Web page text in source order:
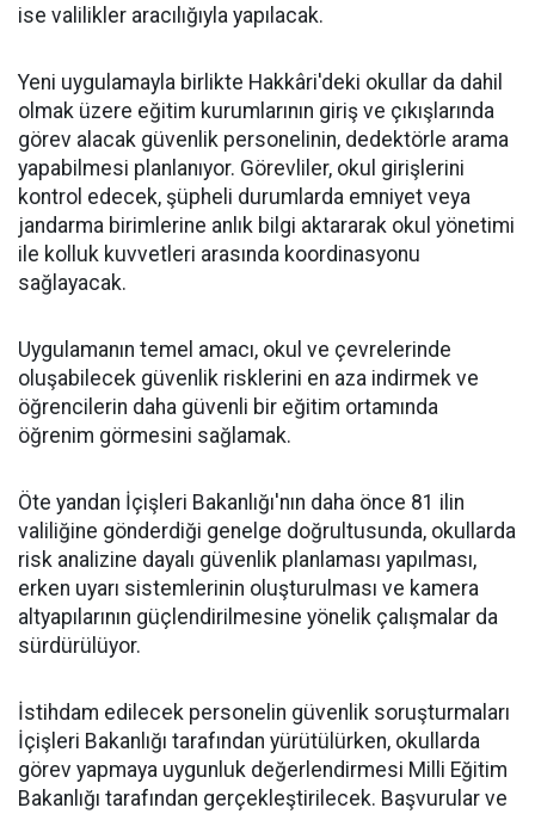
ise valilikler aracılığıyla yapılacak.
Yeni uygulamayla birlikte Hakkâri'deki okullar da dahil
olmak üzere eğitim kurumlarının giriş ve çıkışlarında
görev alacak güvenlik personelinin, dedektörle arama
yapabilmesi planlanıyor. Görevliler, okul girişlerini
kontrol edecek, şüpheli durumlarda emniyet veya
jandarma birimlerine anlık bilgi aktararak okul yönetimi
ile kolluk kuvvetleri arasında koordinasyonu
sağlayacak.
Uygulamanın temel amacı, okul ve çevrelerinde
oluşabilecek güvenlik risklerini en aza indirmek ve
öğrencilerin daha güvenli bir eğitim ortamında
öğrenim görmesini sağlamak.
Öte yandan İçişleri Bakanlığı'nın daha önce 81 ilin
valiliğine gönderdiği genelge doğrultusunda, okullarda
risk analizine dayalı güvenlik planlaması yapılması,
erken uyarı sistemlerinin oluşturulması ve kamera
altyapılarının güçlendirilmesine yönelik çalışmalar da
sürdürülüyor.
İstihdam edilecek personelin güvenlik soruşturmaları
İçişleri Bakanlığı tarafından yürütülürken, okullarda
görev yapmaya uygunluk değerlendirmesi Milli Eğitim
Bakanlığı tarafından gerçekleştirilecek. Başvurular ve